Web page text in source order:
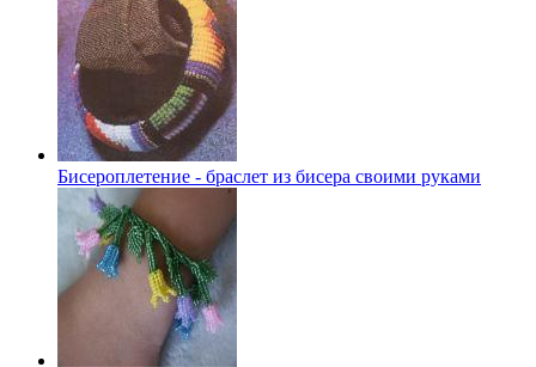
Бисероплетение - браслет из бисера своими руками